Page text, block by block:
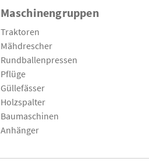
Maschinengruppen
Traktoren
Mähdrescher
Rundballenpressen
Pflüge
Güllefässer
Holzspalter
Baumaschinen
Anhänger